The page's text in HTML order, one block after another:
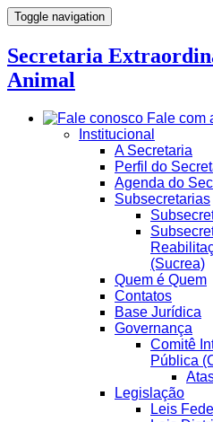
Toggle navigation
Secretaria
Animal
Fale com
Institucional
A Secretaria
Perfil do
Agenda do
Subsecretarias
(Sucrea)
Quem é Quem
Contatos
Base Jurídica
Governança
Comitê
Pública
Legislação
Leis